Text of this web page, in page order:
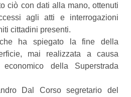
ciò con dati alla mano, ottenuti
agli atti e interrogazioni
cittadini presenti.
ha spiegato la fine della
mai realizzata a causa
della Superstrada
Dal Corso segretario del